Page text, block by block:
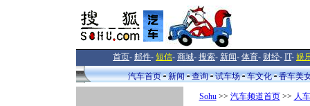
首页- 邮件- 短信- 商城- 搜索- 新闻- 体育- 财经- IT- 娱
汽车首页
新闻 查询 试车场 车文化 香车美
Sohu>> 汽车频道首页>> 人